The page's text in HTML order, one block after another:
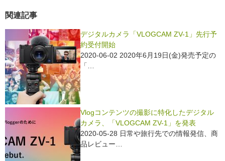
c
e
b
o
o
k
関連記事
デジタルカメラ「VLOGCAM ZV-1」先行予
約受付開始
2020-06-02 2020年6月19日(金)発売予定の
「…
Vlogコンテンツの撮影に特化したデジタル
カメラ、「VLOGCAM ZV-1」を発表
2020-05-28 日常や旅行先での情報発信、商
品レビュー…